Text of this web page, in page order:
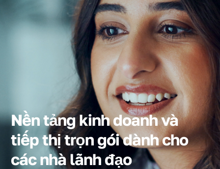
Nền tảng kinh doanh và
tiếp thị trọn gói dành cho
các nhà lãnh đạo